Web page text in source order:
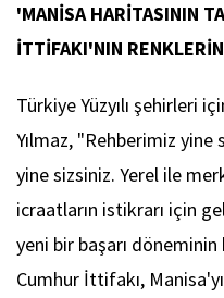
'MANİSA HARİTASININ
İTTİFAKI'NIN
Türkiye Yüzyılı şehirleri
Yılmaz, "Rehberimiz yine
yine sizsiniz. Yerel ile
icraatların istikrarı için
yeni bir başarı döneminin
Cumhur İttifakı,